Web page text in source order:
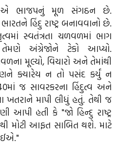
એ ભાજપનું મૂળ સંગઠન છે.
હિંદુ રાષ્ટ્ર બનાવવાનો છે.
સ્વતંત્રતા ચળવળમાં ભાગ
અંગ્રેજોને ટેકો આપ્યો.
મૂલ્યો, વિચારો અને તેમાંથી
ક્યારેય ન તો પસંદ કર્યું ન
જ સાવરકરના હિંદુત્વ અને
ખતરાને માપી લીધું હતું. તેથી જ
આપી હતી કે "જો હિન્દુ રાષ્ટ્ર
મોટી આફત સાબિત થશે. માટે